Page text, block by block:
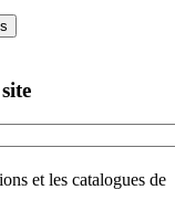
et les catalogues de